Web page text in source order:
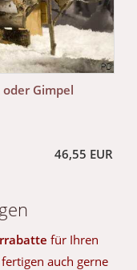
Gimpel
46,55 EUR
für Ihren
auch gerne